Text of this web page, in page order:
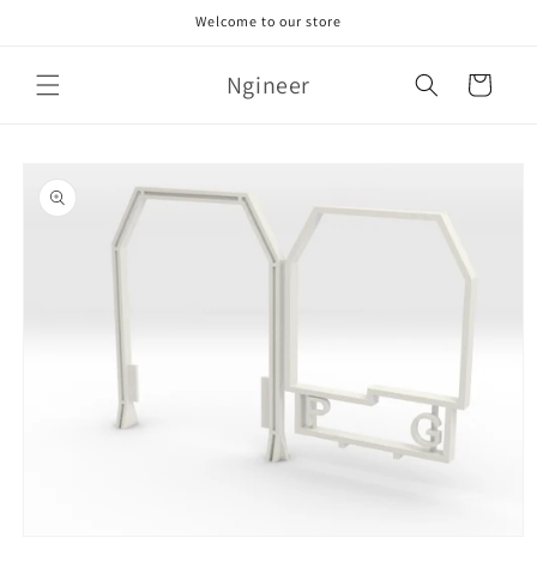
Welcome to our store
Ngineer Cart
product
information